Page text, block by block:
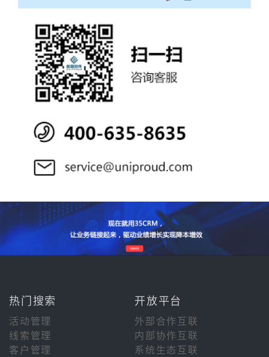
热门搜索 开放平台
活动管理
外部合作互联
线索管理
内部协作互联
客户管理
系统生态互联